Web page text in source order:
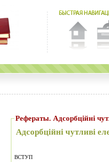
Рефераты. Адсорбцiйнi
Адсорбцiйнi чутливi
ВСТУП